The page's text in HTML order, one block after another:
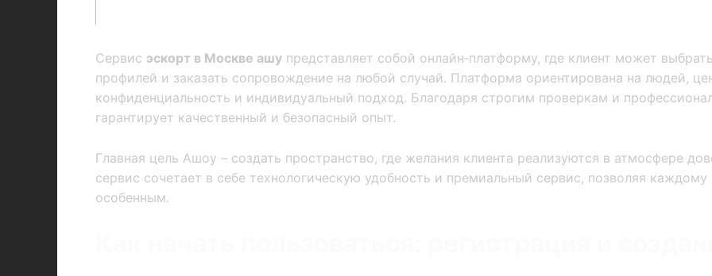
Сервис эскорт в Москве ашу представляет собой онлайн‑платформу, где клиент может
профилей и заказать сопровождение на любой случай. Платформа ориентирована на людей,
конфиденциальность и индивидуальный подход. Благодаря строгим проверкам и
гарантирует качественный и безопасный опыт.
Главная цель Ашоу – создать пространство, где желания клиента реализуются в атмосфере
сервис сочетает в себе технологическую удобность и премиальный сервис, позволяя каждому
особенным.